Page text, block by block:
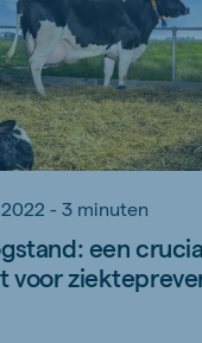
- 3 minuten
een
voor